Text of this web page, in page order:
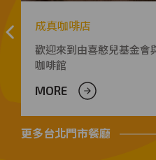
成真咖啡店
歡迎來到由喜憨兒基金會
咖啡館
MORE
更多台北門市餐廳